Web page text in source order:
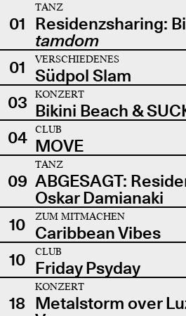
01
TANZ
Residenzsharing:
tamdom
01
VERSCHIEDENES
Südpol Slam
03
KONZERT
Bikini Beach &
04
CLUB
MOVE
09
TANZ
ABGESAGT:
Oskar Damianaki
10
ZUM MITMACHEN
Caribbean Vibes
10
CLUB
Friday Psyday
18
KONZERT
Metalstorm over